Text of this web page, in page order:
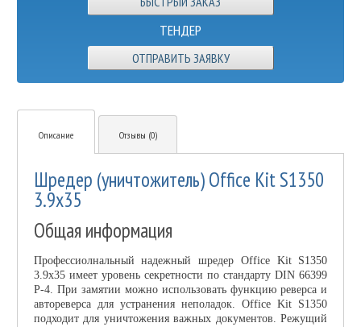
ТЕНДЕР
ОТПРАВИТЬ ЗАЯВКУ
Описание Отзывы (0)
Шредер (уничтожитель) Office Kit S1350
3.9x35
Общая информация
Профессиолнальный надежный шредер Office Kit S1350
3.9x35 имеет уровень секретности по стандарту DIN 66399
Р-4. При замятии можно использовать функцию реверса и
автореверса для устранения неполадок. Office Kit S1350
подходит для уничтожения важных документов. Режущий